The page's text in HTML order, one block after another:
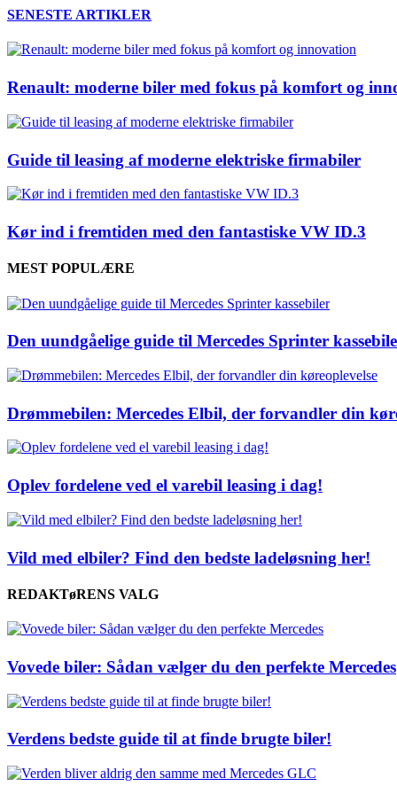
SENESTE ARTIKLER
Renault: moderne biler med fokus på komfort og
Guide til leasing af moderne elektriske firmabiler
Kør ind i fremtiden med den fantastiske VW ID.3
MEST POPULÆRE
Den uundgåelige guide til Mercedes Sprinter
Drømmebilen: Mercedes Elbil, der forvandler din
Oplev fordelene ved el varebil leasing i dag!
Vild med elbiler? Find den bedste ladeløsning her!
REDAKTøRENS VALG
Vovede biler: Sådan vælger du den perfekte Mercedes
Verdens bedste guide til at finde brugte biler!